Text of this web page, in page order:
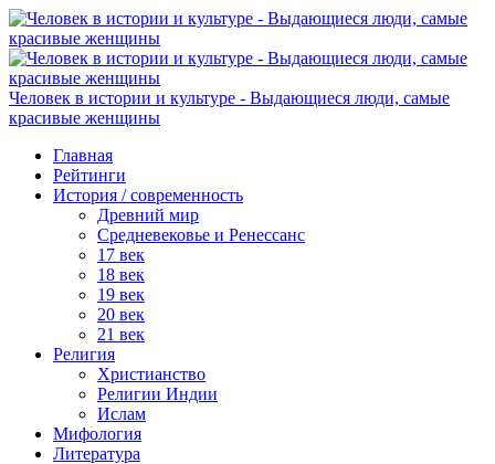
Человек в истории и культуре - Выдающиеся люди, самые
красивые женщины
Главная
Рейтинги
История / современность
Древний мир
Средневековье и Ренессанс
17 век
18 век
19 век
20 век
21 век
Религия
Христианство
Религии Индии
Ислам
Мифология
Литература